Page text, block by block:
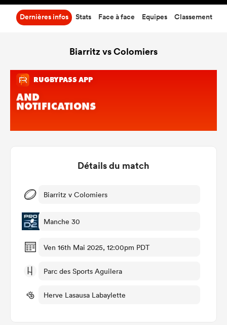
Dernières infos Stats Face à face Equipes Classement
Biarritz vs Colomiers
Détails du match
Biarritz v Colomiers
Manche 30
Ven 16th Mai 2025, 12:00pm PDT
Parc des Sports Aguilera
Herve Lasausa Labaylette